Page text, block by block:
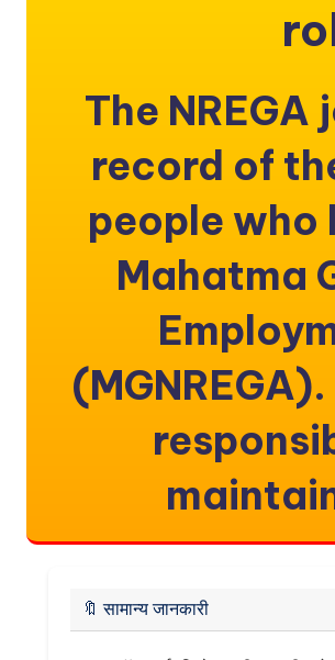
The
record of
people who
Mahatma
🔖 सामान्य जानकारी